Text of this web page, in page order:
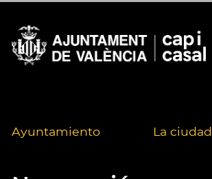
Ayuntamiento La ciudad